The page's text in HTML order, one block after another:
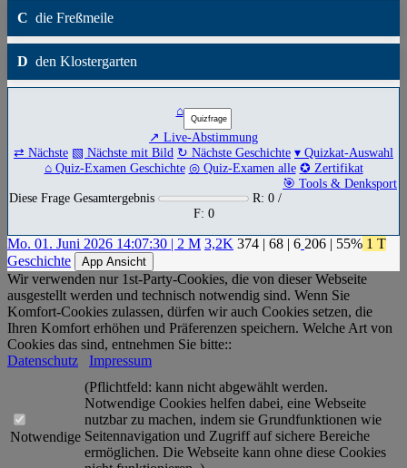
C die Freßmeile
D den Klostergarten
⌂
↗ Live-Abstimmung
⇄ Nächste ▧ Nächste mit Bild ↻ Nächste Geschichte ▾ Quizkat-Auswahl
⌂ Quiz-Examen Geschichte ◎ Quiz-Examen alle ✪ Zertifikat
🎯 Tools & Denksport
Diese Frage Gesamtergebnis
R: 0 /
F: 0
Mo. 01. Juni 2026 14:07:30 | 2 M 3,2K 374 | 68 | 6 206 | 55% 1 T
Geschichte
App Ansicht
Wir verwenden nur 1st-Party-Cookies, die von dieser Webseite
ausgestellt werden und technisch notwendig sind. Wenn Sie
Komfort-Cookies zulassen, dürfen wir auch Cookies setzen, die
Ihren Komfort erhöhen und Präferenzen speichern. Welche Art von
Cookies das sind, entnehmen Sie bitte::
Datenschutz
Impressum
Notwendige
(Pflichtfeld: kann nicht abgewählt werden.
Notwendige Cookies helfen dabei, eine Webseite
nutzbar zu machen, indem sie Grundfunktionen wie
Seitennavigation und Zugriff auf sichere Bereiche
ermöglichen. Die Webseite kann ohne diese Cookies